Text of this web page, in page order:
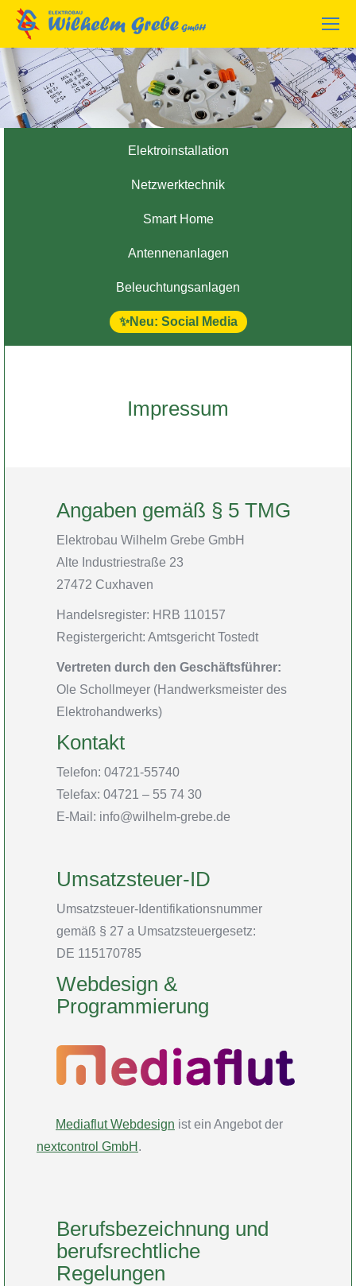
Elektroinstallation
Netzwerktechnik
Smart Home
Antennenanlagen
Beleuchtungsanlagen
Social Media
Impressum
Angaben gemäß § 5 TMG
Elektrobau Wilhelm Grebe GmbH
Alte Industriestraße 23
27472 Cuxhaven
Handelsregister: HRB 110157
Registergericht: Amtsgericht Tostedt
Vertreten durch den Geschäftsführer:
Ole Schollmeyer (Handwerksmeister des
Elektrohandwerks)
Kontakt
Telefon: 04721-55740
Telefax: 04721 – 55 74 30
E-Mail: info@wilhelm-grebe.de
Umsatzsteuer-ID
Umsatzsteuer-Identifikationsnummer
gemäß § 27 a Umsatzsteuergesetz:
DE 115170785
Webdesign &
Programmierung
Mediaflut Webdesign ist ein Angebot der
nextcontrol GmbH .
Berufsbezeichnung und
berufsrechtliche
Regelungen